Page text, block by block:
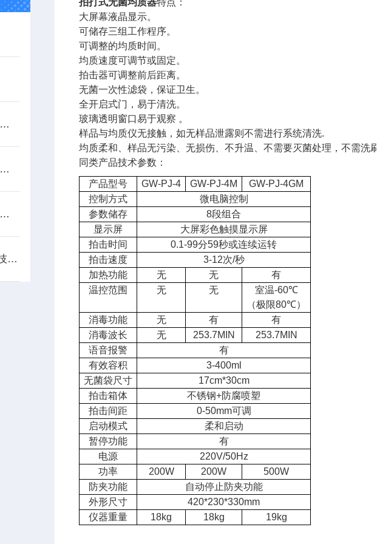
四款数显恒温振荡培养箱可供顾客采购参考
多功能溶浆机在使用时要注意哪些事项
翻转式振荡器有哪些你不知道的优势？
GW-D全温振荡器产品特点与技术参数
拍打式无菌均质器特点：
大屏幕液晶显示。
可储存三组工作程序。
可调整的均质时间。
均质速度可调节或固定。
拍击器可调整前后距离。
无菌一次性滤袋，保证卫生。
全开启式门，易于清洗。
玻璃透明窗口易于观察 。
样品与均质仪无接触，如无样品泄露则不需进行系统清洗.
均质柔和、样品无污染、无损伤、不升温、不需要灭菌处理，不需洗
同类产品技术参数：
产品型号 GW-PJ-4 GW-PJ-4M
GW-PJ-4GM
控制方式
微电脑控制
参数储存
8段组合
显示屏
大屏彩色触摸显示屏
拍击时间
0.1-99分59秒或连续运转
拍击速度
3-12次/秒
加热功能
无 无
有
温控范围
无 无 室温-60℃
（极限80℃）
消毒功能
无 有
有
消毒波长
无 253.7MIN
253.7MIN
语音报警
有
有效容积
3-400ml
无菌袋尺寸
17cm*30cm
拍击箱体
不锈钢+防腐喷塑
拍击间距
0-50mm可调
启动模式
柔和启动
暂停功能
有
电源
220V/50Hz
功率
200W 200W
500W
防夹功能
自动停止防夹功能
外形尺寸
420*230*330mm
仪器重量
18kg 18kg 19kg